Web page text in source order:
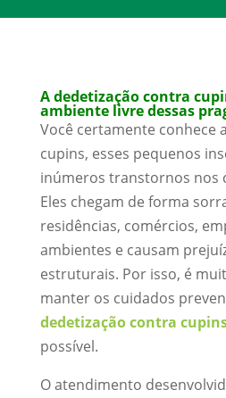
A dedetização contra
ambiente livre dessas
Você certamente conhece
cupins, esses pequenos
inúmeros transtornos nos
Eles chegam de forma
residências, comércios,
ambientes e causam
estruturais. Por isso, é
manter os cuidados
dedetização contra
possível.
O atendimento